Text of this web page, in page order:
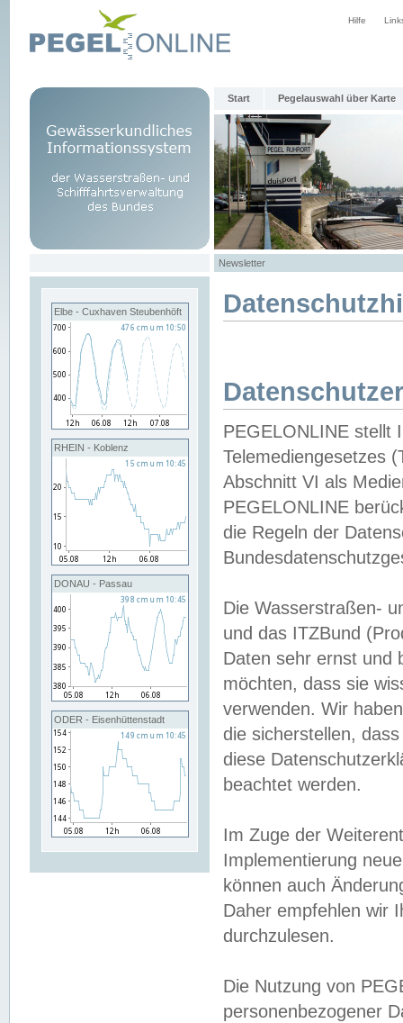
Hilfe
Start Pegelauswahl über Karte
Newsletter
Elbe - Cuxhaven Steubenhöft
RHEIN - Koblenz
DONAU - Passau
ODER - Eisenhüttenstadt
PEGELONLINE stellt
Telemediengesetzes
Abschnitt VI als
PEGELONLINE
die Regeln der
Die Wasserstraßen-
und das ITZBund
Daten sehr ernst und
möchten, dass sie
verwenden. Wir
die sicherstellen,
diese
beachtet werden.
Im Zuge der
Implementierung
können auch
Daher empfehlen wir
durchzulesen.
Die Nutzung von
personenbezogener